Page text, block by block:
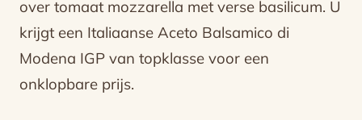
over tomaat mozzarella met verse basilicum. U
krijgt een Italiaanse Aceto Balsamico di
Modena IGP van topklasse voor een
onklopbare prijs.